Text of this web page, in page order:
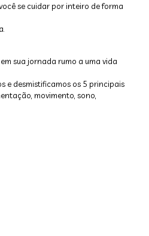
se cuidar por inteiro de forma
sua jornada rumo a uma vida
e desmistificamos os 5 principais
movimento, sono,